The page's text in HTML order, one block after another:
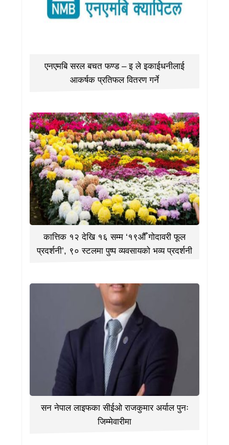
एनएमबि सरल बचत फण्ड – इ ले इकाईधनीलाई
आकर्षक प्रतिफल वितरण गर्ने
कात्तिक १२ देखि १६ सम्म ‘१९औँ गोदावरी फूल
प्रदर्शनी’, ९० स्टलमा पुष्प व्यवसायको भव्य प्रदर्शनी
सन नेपाल लाइफका सीईओ राजकुमार अर्याल पुनः
जिम्मेवारीमा